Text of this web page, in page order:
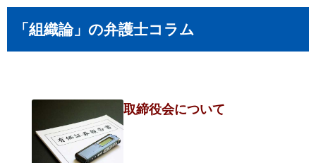
「組織論」の弁護士コラム
取締役会について